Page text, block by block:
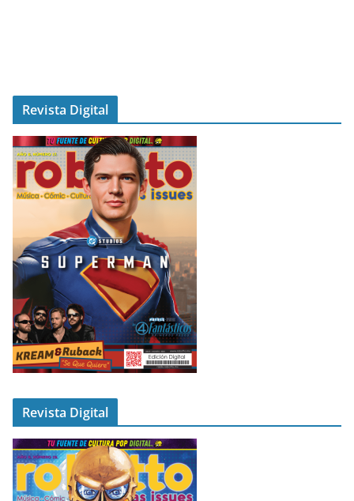
Revista Digital
Revista Digital